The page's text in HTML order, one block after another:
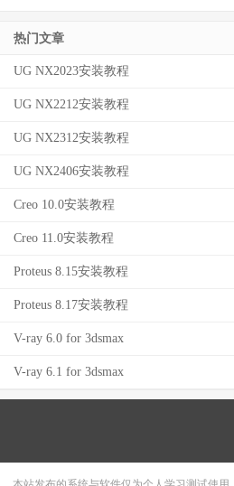
热门文章
UG NX2023安装教程
UG NX2212安装教程
UG NX2312安装教程
UG NX2406安装教程
Creo 10.0安装教程
Creo 11.0安装教程
Proteus 8.15安装教程
Proteus 8.17安装教程
V-ray 6.0 for 3dsmax
V-ray 6.1 for 3dsmax